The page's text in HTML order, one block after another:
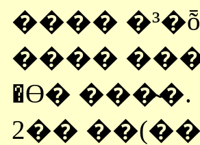
����
����
�ϴ� ���̴�.
2��